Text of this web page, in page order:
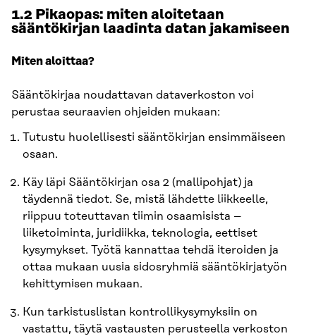
1.2 Pikaopas: miten aloitetaan
sääntökirjan laadinta datan jakamiseen
Miten aloittaa?
Sääntökirjaa noudattavan dataverkoston voi
perustaa seuraavien ohjeiden mukaan:
Tutustu huolellisesti sääntökirjan ensimmäiseen
osaan.
Käy läpi Sääntökirjan osa 2 (mallipohjat) ja
täydennä tiedot. Se, mistä lähdette liikkeelle,
riippuu toteuttavan tiimin osaamisista –
liiketoiminta, juridiikka, teknologia, eettiset
kysymykset. Työtä kannattaa tehdä iteroiden ja
ottaa mukaan uusia sidosryhmiä sääntökirjatyön
kehittymisen mukaan.
Kun tarkistuslistan kontrollikysymyksiin on
vastattu, täytä vastausten perusteella verkoston